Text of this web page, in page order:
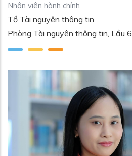
Nhân viên hành chính
Tổ Tài nguyên thông tin
Phòng Tài nguyên thông tin, Lầu 6